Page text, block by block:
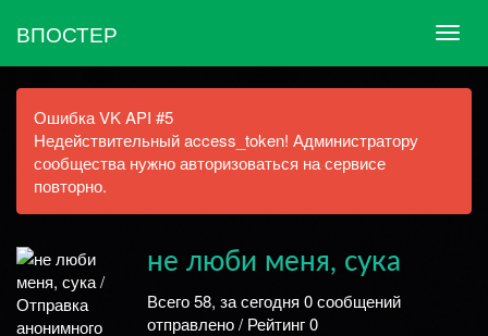
ВПОСТЕР
Ошибка VK API #5
Недействительный access_token! Администратору
сообщества нужно авторизоваться на сервисе
повторно.
не люби меня, сука
Всего 58, за сегодня 0 сообщений
отправлено / Рейтинг 0